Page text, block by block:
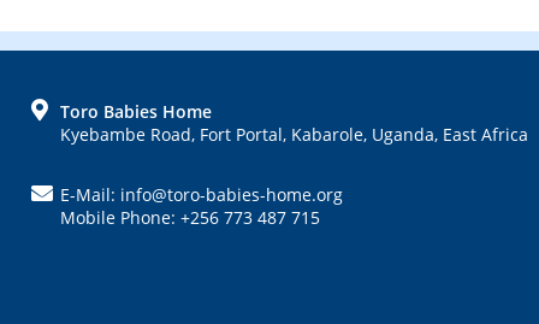
FOOTERToro Babies Home
Kyebambe Road, Fort Portal, Kabarole, Uganda, East Africa
E-Mail: info@toro-babies-home.org
Mobile Phone: +256 773 487 715